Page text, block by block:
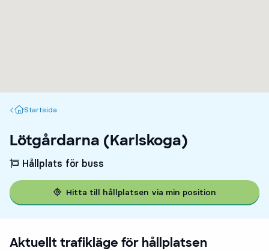
Startsida
Startsida
Lötgårdarna (Karlskoga)
Hållplats för buss
Hitta till hållplatsen via min position
Aktuellt trafikläge för hållplatsen